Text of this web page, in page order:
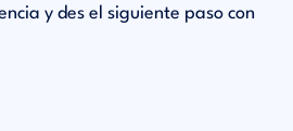
y des el siguiente paso con